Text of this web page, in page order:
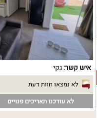
איש קשר:גקי
לא נמצאו חוות דעת
לא עודכנו תאריכים פנויים